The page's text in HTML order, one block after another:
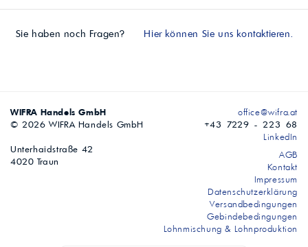
Sie haben noch Fragen? Hier können Sie uns kontaktieren.
WIFRA Handels GmbH
© 2026 WIFRA Handels GmbH
Unterhaidstraße 42
4020 Traun
office@wifra.at
+43 7229 - 223 68
LinkedIn
AGB
Kontakt
Impressum
Datenschutzerklärung
Versandbedingungen
Gebindebedingungen
Lohnmischung & Lohnproduktion